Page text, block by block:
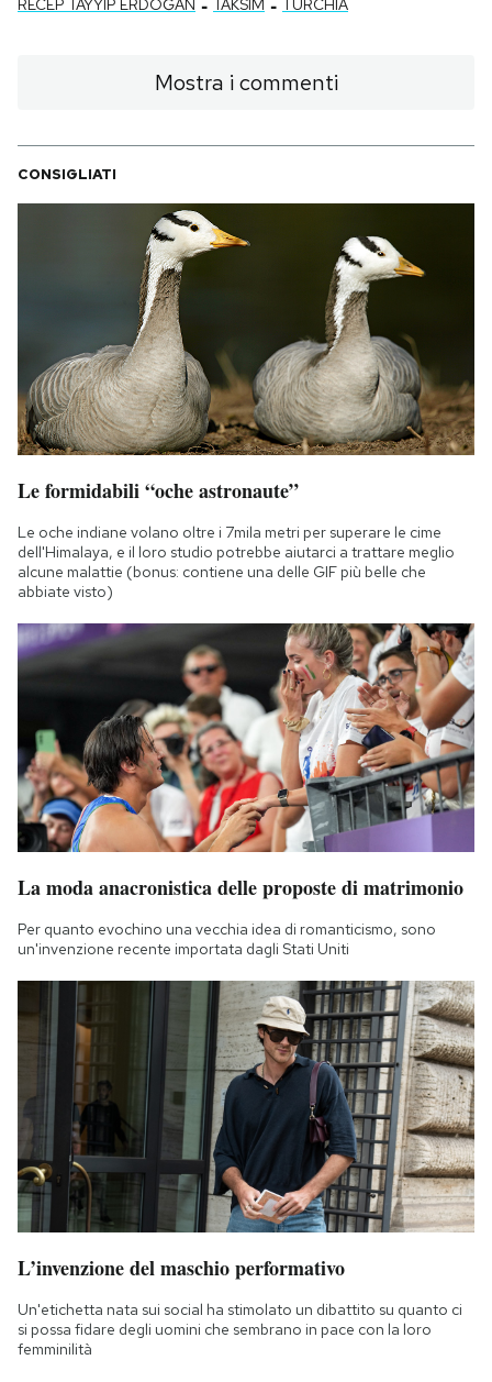
RECEP TAYYIP ERDOĞAN TAKSIM TURCHIA
Mostra i commenti
CONSIGLIATI
Le formidabili “oche astronaute”
Le oche indiane volano oltre i 7mila metri per superare le cime
dell'Himalaya, e il loro studio potrebbe aiutarci a trattare meglio
alcune malattie (bonus: contiene una delle GIF più belle che
abbiate visto)
La moda anacronistica delle proposte di matrimonio
Per quanto evochino una vecchia idea di romanticismo, sono
un'invenzione recente importata dagli Stati Uniti
L’invenzione del maschio performativo
Un'etichetta nata sui social ha stimolato un dibattito su quanto ci
si possa fidare degli uomini che sembrano in pace con la loro
femminilità